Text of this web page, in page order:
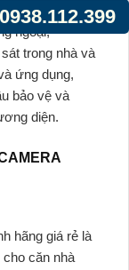
ngoại,
trong nhà và
ứng dụng,
bảo vệ và
diện.
hãng giá rẻ là
cho căn nhà
0938.112.399